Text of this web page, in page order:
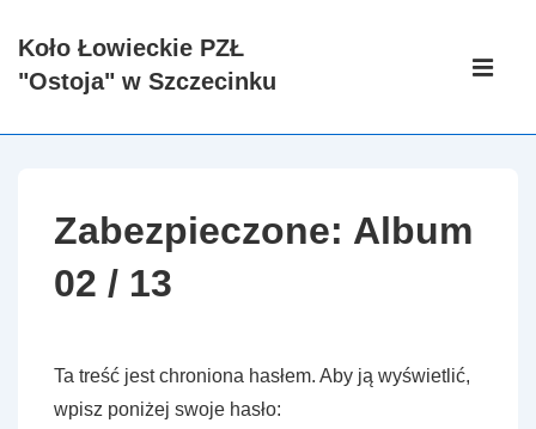
SkipKoło Łowieckie PZŁ
"Ostoja" w Szczecinku
Główna
Zabezpieczone: Album
02 / 13
Ta treść jest chroniona hasłem. Aby ją wyświetlić,
wpisz poniżej swoje hasło: